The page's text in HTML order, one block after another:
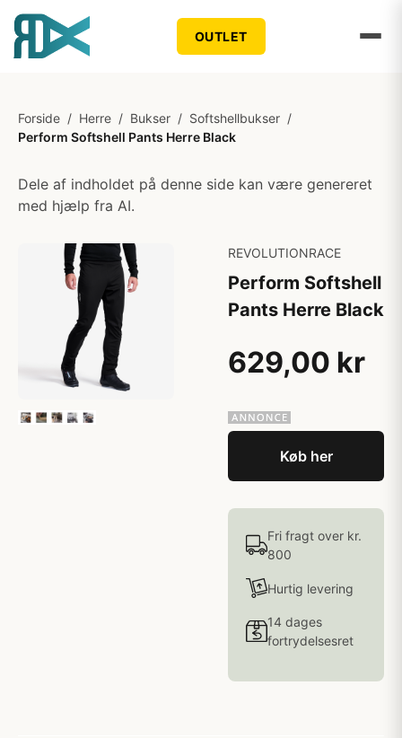
OUTLET
Forside / Herre / Bukser / Softshellbukser /
Perform Softshell Pants Herre Black
Dele af indholdet på denne side kan være genereret
med hjælp fra AI.
REVOLUTIONRACE
Perform Softshell
Pants Herre Black
629,00 kr
Køb her
Fri fragt over kr.
800
Hurtig levering
14 dages
fortrydelsesret